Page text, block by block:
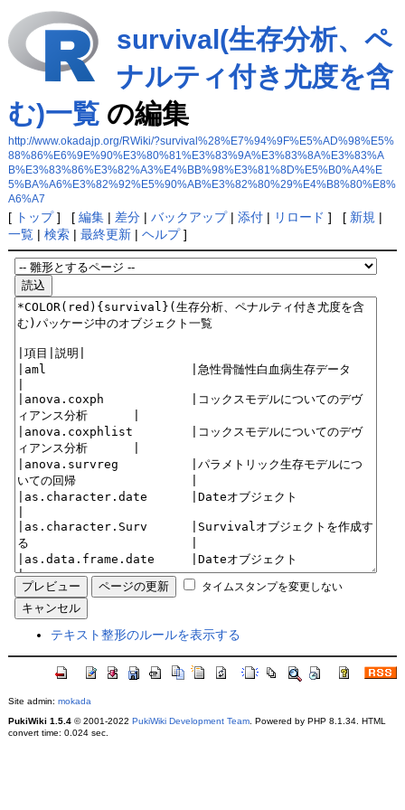
survival(生存分析、ペ
ナルティ付き尤度を含
む)一覧の編集
http://www.okadajp.org/RWiki/?survival%28%E7%94%9F%E5%AD%98%E5%
88%86%E6%9E%90%E3%80%81%E3%83%9A%E3%83%8A%E3%83%A
B%E3%83%86%E3%82%A3%E4%BB%98%E3%81%8D%E5%B0%A4%E
5%BA%A6%E3%82%92%E5%90%AB%E3%82%80%29%E4%B8%80%E8%
A6%A7
[ トップ] [ 編集| 差分| バックアップ| 添付| リロード ] [ 新規 |
一覧| 検索| 最終更新| ヘルプ]
タイムスタンプを変更しない
テキスト整形のルールを表示する
Site admin: mokada
PukiWiki 1.5.4© 2001-2022 PukiWiki Development Team. Powered by PHP 8.1.34. HTML
convert time: 0.024 sec.